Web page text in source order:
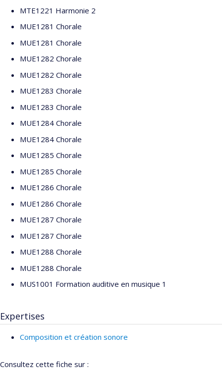
MTE1221 Harmonie 2
MUE1281 Chorale
MUE1281 Chorale
MUE1282 Chorale
MUE1282 Chorale
MUE1283 Chorale
MUE1283 Chorale
MUE1284 Chorale
MUE1284 Chorale
MUE1285 Chorale
MUE1285 Chorale
MUE1286 Chorale
MUE1286 Chorale
MUE1287 Chorale
MUE1287 Chorale
MUE1288 Chorale
MUE1288 Chorale
MUS1001 Formation auditive en musique 1
Expertises
Composition et création sonore
Consultez cette fiche sur :